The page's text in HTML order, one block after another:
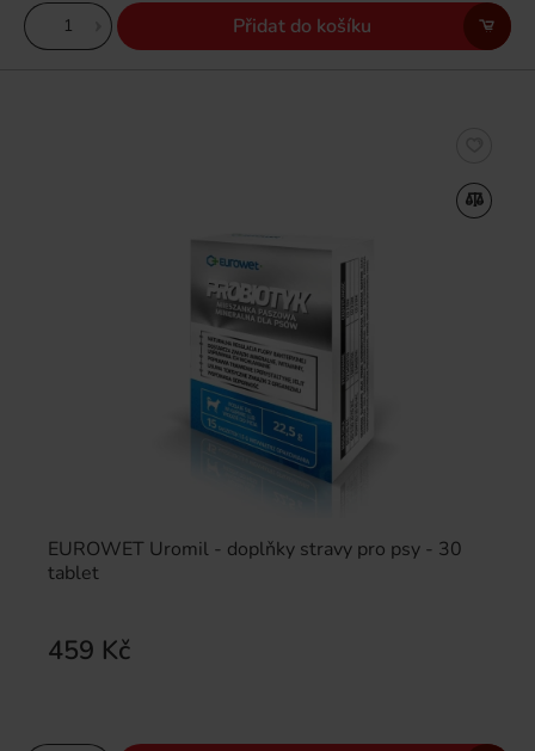
Přidat do košíku
EUROWET Uromil - doplňky stravy pro psy - 30
tablet
459 Kč